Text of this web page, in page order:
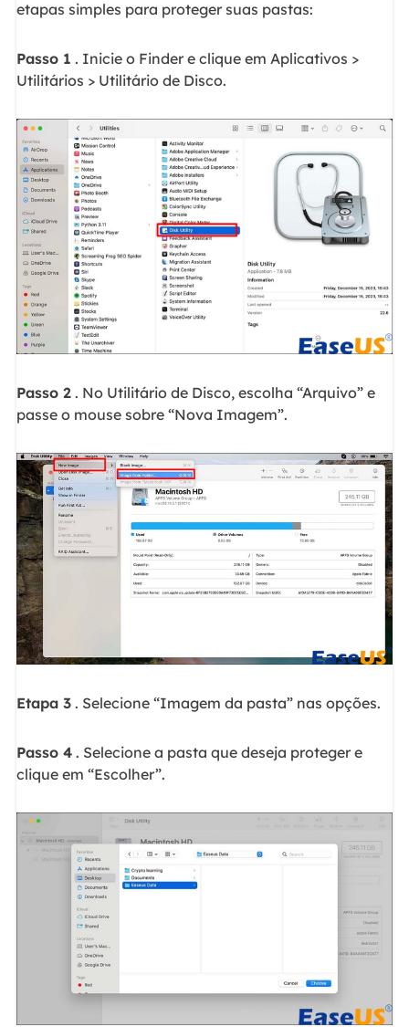
etapas simples para proteger suas pastas:
Passo 1 . Inicie o Finder e clique em Aplicativos >
Utilitários > Utilitário de Disco.
Passo 2. No Utilitário de Disco, escolha “Arquivo” e
passe o mouse sobre “Nova Imagem”.
Etapa 3. Selecione “Imagem da pasta” nas opções.
Passo 4. Selecione a pasta que deseja proteger e
clique em “Escolher”.